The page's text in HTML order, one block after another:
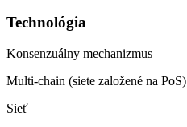
Technológia
Konsenzuálny mechanizmus
Multi-chain (siete založené na PoS)
Sieť